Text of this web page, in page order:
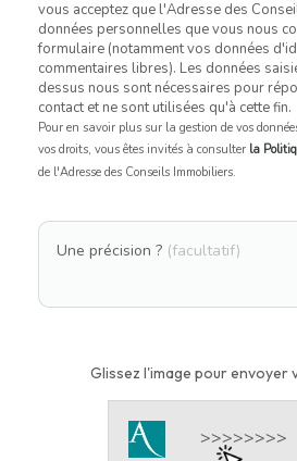
vous acceptez que l'Adresse des
données personnelles que vous nous
formulaire (notamment vos données
commentaires libres). Les données
dessus nous sont nécessaires pour
contact et ne sont utilisées qu'à cette fin.
Pour en savoir plus sur la gestion de vos
vos droits, vous êtes invités à consulter la
de l'Adresse des Conseils Immobiliers.
Une précision ? (facultatif)
Glissez l'image pour envoyer